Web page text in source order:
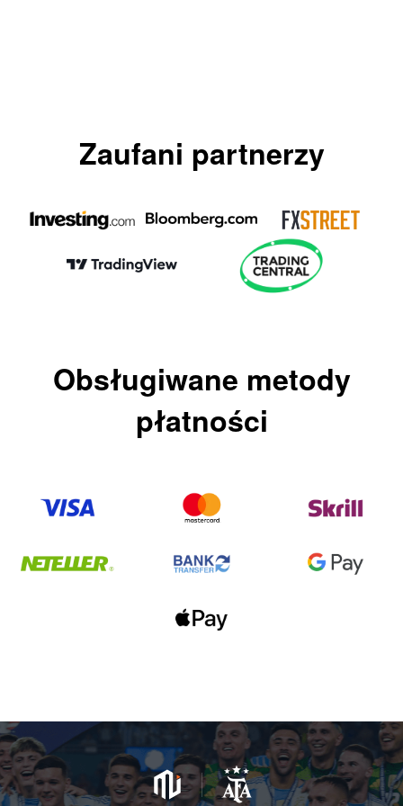
Zaufani partnerzy
Obsługiwane metody
płatności